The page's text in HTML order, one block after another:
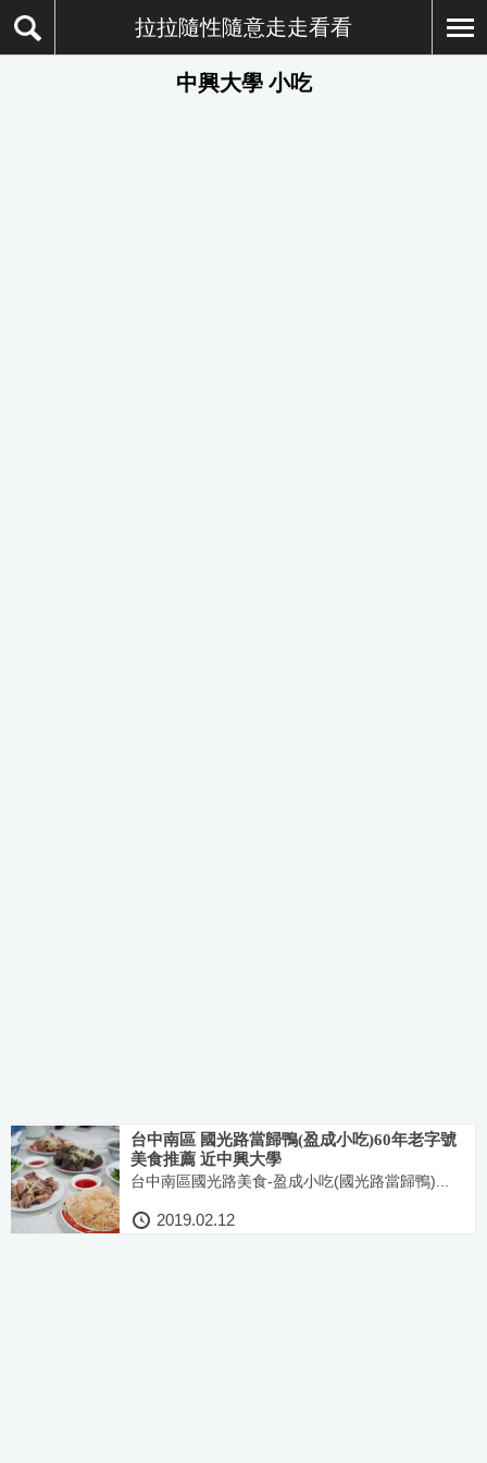
拉拉隨性隨意走走看看
中興大學 小吃
台中南區 國光路當歸鴨(盈成小吃)60年老字號
美食推薦 近中興大學
台中南區國光路美食-盈成小吃(國光路當歸鴨)...
2019.02.12